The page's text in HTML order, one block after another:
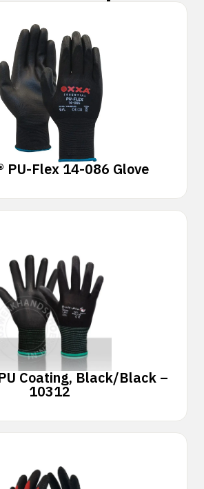
PU-Flex 14-086 Glove
Coating, Black/Black –
10312